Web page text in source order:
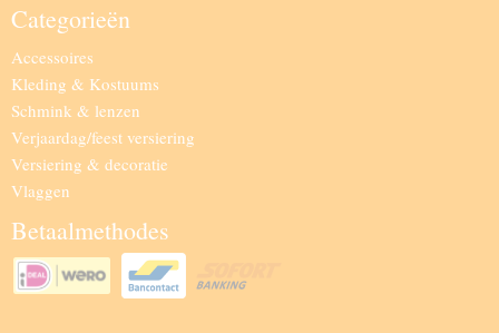
Categorieën
Accessoires
Kleding & Kostuums
Schmink & lenzen
Verjaardag/feest versiering
Versiering & decoratie
Vlaggen
Betaalmethodes